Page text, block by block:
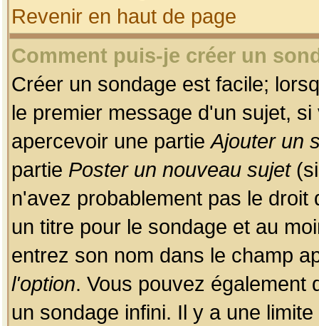
Revenir en haut de page
Comment puis-je créer un
Créer un sondage est facile;
le premier message d'un sujet,
apercevoir une partieAjouter un
partie Poster un nouveau sujet(si
n'avez probablement pas le
un titre pour le sondage et au
entrez son nom dans le champ
l'option. Vous pouvez également
un sondage infini. Il y a une